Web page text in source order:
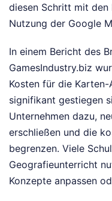
diesen Schritt mit den
Nutzung der Google
In einem Bericht des
GamesIndustry.biz
Kosten für die
signifikant gestiegen
Unternehmen dazu,
erschließen und die
begrenzen. Viele
Geografieunterricht
Konzepte anpassen